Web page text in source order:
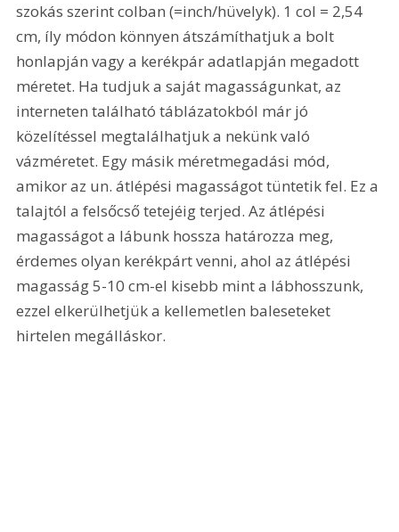
szokás szerint colban (=inch/hüvelyk). 1 col = 2,54
cm, íly módon könnyen átszámíthatjuk a bolt
honlapján vagy a kerékpár adatlapján megadott
méretet. Ha tudjuk a saját magasságunkat, az
interneten található táblázatokból már jó
közelítéssel megtalálhatjuk a nekünk való
vázméretet. Egy másik méretmegadási mód,
amikor az un. átlépési magasságot tüntetik fel. Ez a
talajtól a felsőcső tetejéig terjed. Az átlépési
magasságot a lábunk hossza határozza meg,
érdemes olyan kerékpárt venni, ahol az átlépési
magasság 5-10 cm-el kisebb mint a lábhosszunk,
ezzel elkerülhetjük a kellemetlen baleseteket
hirtelen megálláskor.